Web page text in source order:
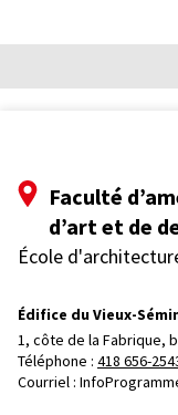
Faculté
d’art et de
École
Édifice du Vieux-
1, côte de la Fabrique,
Téléphone : 418 656-
Courriel :